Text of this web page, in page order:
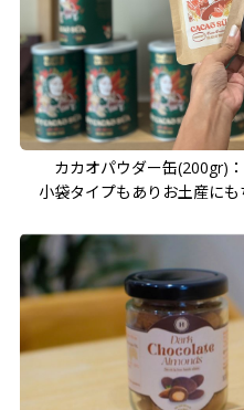
カカオパウダー缶(200gr)
小袋タイプもありお土産に